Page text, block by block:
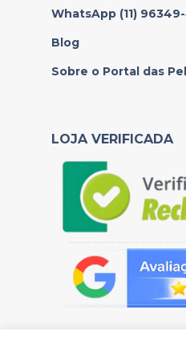
WhatsApp (11)
Blog
Sobre o Portal das
LOJA VERIFICADA